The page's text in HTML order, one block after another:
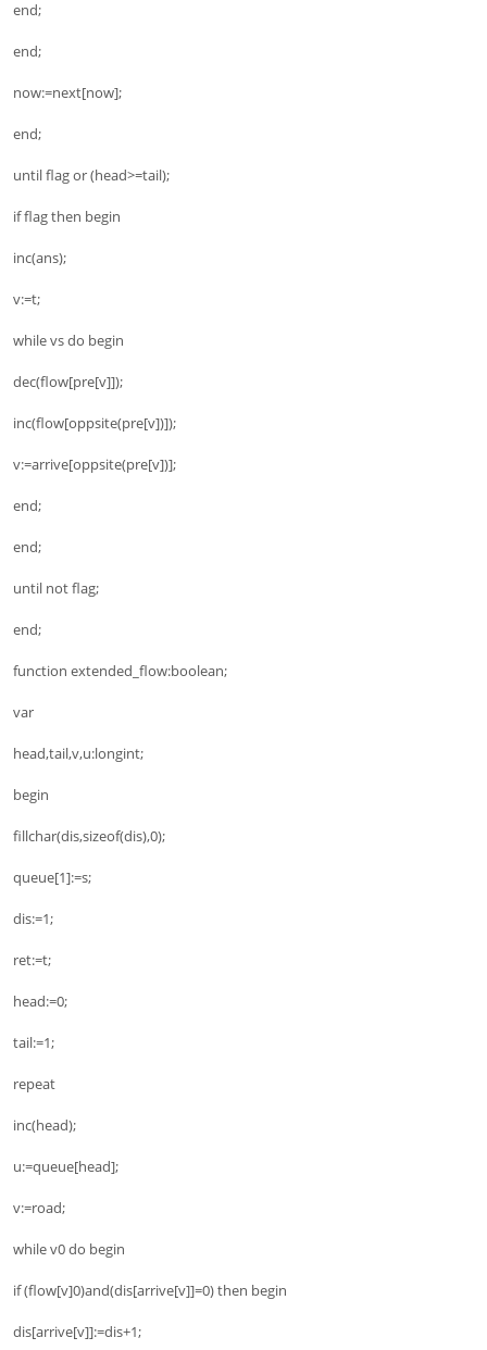
end;
end;
now:=next[now];
end;
until flag or (head>=tail);
if flag then begin
inc(ans);
v:=t;
while vs do begin
dec(flow[pre[v]]);
inc(flow[oppsite(pre[v])]);
v:=arrive[oppsite(pre[v])];
end;
end;
until not flag;
end;
function extended_flow:boolean;
var
head,tail,v,u:longint;
begin
fillchar(dis,sizeof(dis),0);
queue[1]:=s;
dis:=1;
ret:=t;
head:=0;
tail:=1;
repeat
inc(head);
u:=queue[head];
v:=road;
while v0 do begin
if (flow[v]0)and(dis[arrive[v]]=0) then begin
dis[arrive[v]]:=dis+1;